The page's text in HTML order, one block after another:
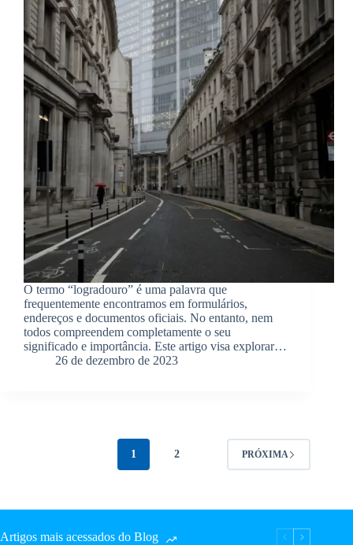
O termo “logradouro” é uma palavra que
frequentemente encontramos em formulários,
endereços e documentos oficiais. No entanto, nem
todos compreendem completamente o seu
significado e importância. Este artigo visa explorar…
26 de dezembro de 2023
1 2 PRÓXIMA
Artigos mais acessados do Blog